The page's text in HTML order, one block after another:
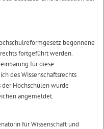
begonnene
fortgeführt werden.
für diese
des Wissenschaftsrechts
Hochschulen wurde
angemeldet.
für Wissenschaft und